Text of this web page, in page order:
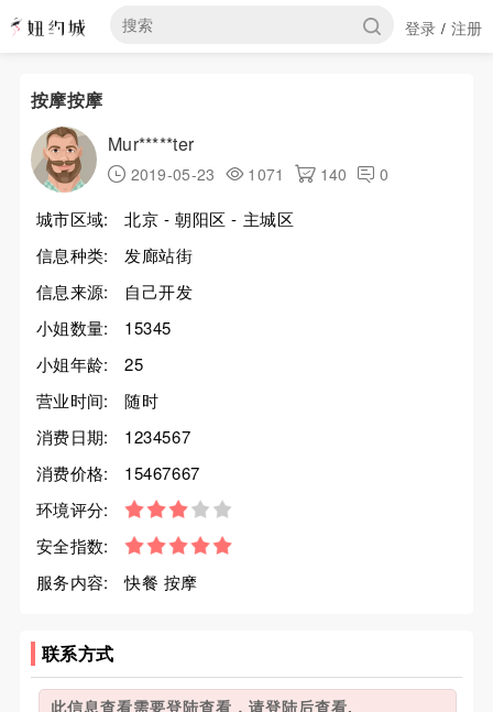
登录 / 注册
按摩按摩
Mur*****ter
2019-05-23 1071 140 0
城市区域:
北京 - 朝阳区 - 主城区
信息种类:
发廊站街
信息来源:
自己开发
小姐数量:
15345
小姐年龄:
25
营业时间:
随时
消费日期:
1234567
消费价格:
15467667
环境评分:
安全指数:
服务内容:
快餐 按摩
联系方式
此信息查看需要登陆查看，请登陆后查看.